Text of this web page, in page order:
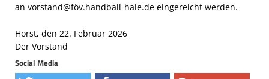
an vorstand@föv.handball-haie.de eingereicht werden.
Horst, den 22. Februar 2026
Der Vorstand
Social Media